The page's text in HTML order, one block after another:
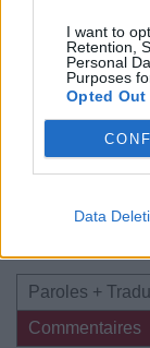
I want to
Retention,
Personal
Purposes
Opted Out
Data
Concert/Live
Paroles +
Commentaires